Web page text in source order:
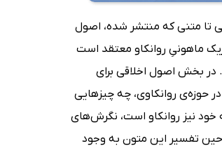
تا متنی که منتشر شده، اصول
ماهونیِ روانکاو معتقد است
در بخش اصول اخلاقی برای
حوزه‌ی روانکاوی، چه چیزهایی
خود نیز روانکاو است، نگرش‌های
تفسیر این متون به وجود